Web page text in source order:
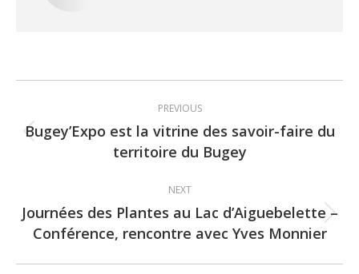
navigation
PREVIOUS
Previous
post:
Bugey’Expo est la vitrine des savoir-faire du
territoire du Bugey
NEXT
Next
post:
Journées des Plantes au Lac d’Aiguebelette –
Conférence, rencontre avec Yves Monnier